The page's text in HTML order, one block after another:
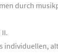
durch
individuellen,